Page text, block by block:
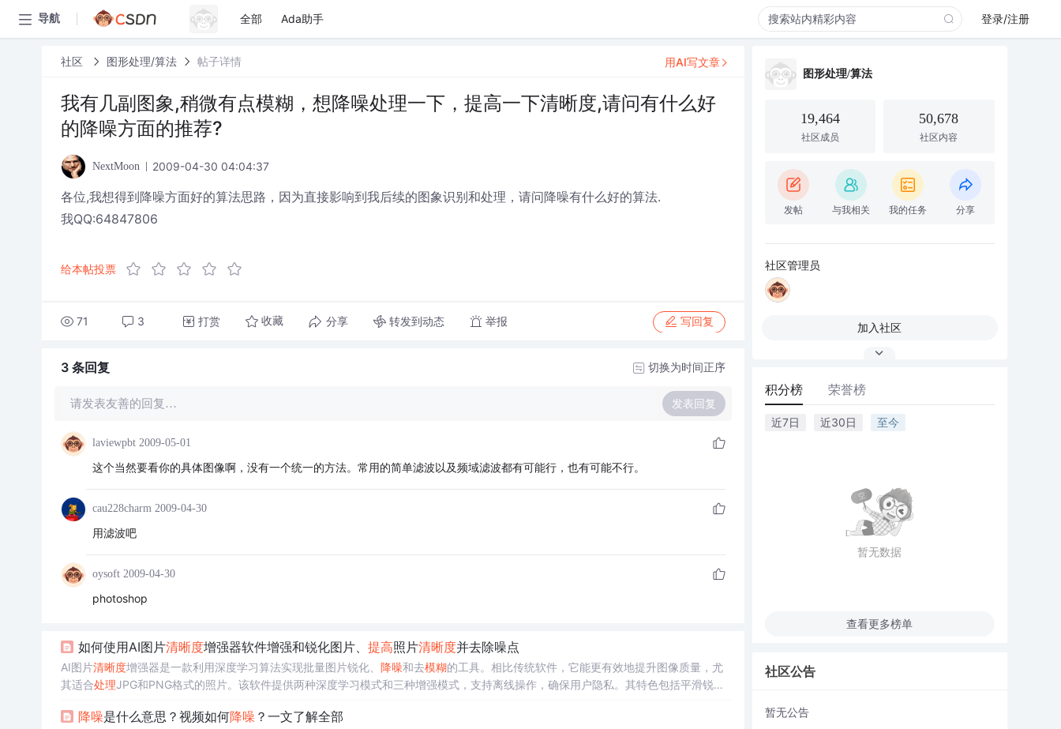
导航 全部 Ada助手 登录/注册
社区 图形处理/算法 帖子详情
我有几副图象,稍微有点模糊，想降噪处理一下，提高一下清晰度,请问有什么好
的降噪方面的推荐?
NextMoon 2009-04-30 04:04:37
各位,我想得到降噪方面好的算法思路，因为直接影响到我后续的图象识别和处理，请问降噪有什么好的算法.
我QQ:64847806
给本帖投票
71 3 打赏 收藏 分享 转发到动态 举报 写回复
用AI写文章
3 条回复 切换为时间正序
请发表友善的回复… 发表回复
laviewpbt 2009-05-01
这个当然要看你的具体图像啊，没有一个统一的方法。常用的简单滤波以及频域滤波都有可能行，也有可能不行。
cau228charm 2009-04-30
用滤波吧
oysoft 2009-04-30
photoshop
如何使用AI图片清晰度增强器软件增强和锐化图片、 提高照片清晰度并去除噪点
AI图片清晰度增强器是一款利用深度学习算法实现批量图片锐化、 降噪和去模糊的工具。相比传统软件，它能更有效地提升图像质量，尤
其适合处理JPG和PNG格式的照片。该软件提供两种深度学习模式和三种增强模式，支持离线操作，确保用户隐私。其特色包括平滑锐
降噪是什么意思？视频如何降噪 ？一文了解全部
图形处理/算法
19,464
社区成员
50,678
社区内容
发帖 与我相关 我的任务 分享
社区管理员
加入社区
积分榜 荣誉榜
近7日 近30日 至今
暂无数据
查看更多榜单
社区公告
暂无公告